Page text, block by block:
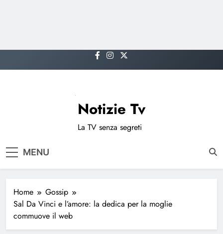
to
Notizie Tv
La TV senza segreti
MENU
Home
Gossip
Sal Da Vinci e l’amore: la dedica per la moglie
commuove il web